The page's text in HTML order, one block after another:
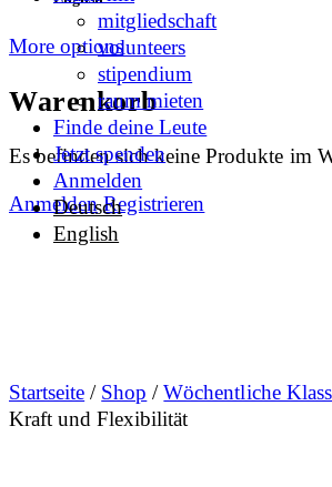
More options
Warenkorb
Es befinden sich keine Produkte im
Anmelden Registrieren
mitgliedschaft
volunteers
stipendium
raum mieten
Finde deine Leute
Jetzt spenden
Anmelden
Deutsch
English
Startseite / Shop /Wöchentliche
Kraft und Flexibilität